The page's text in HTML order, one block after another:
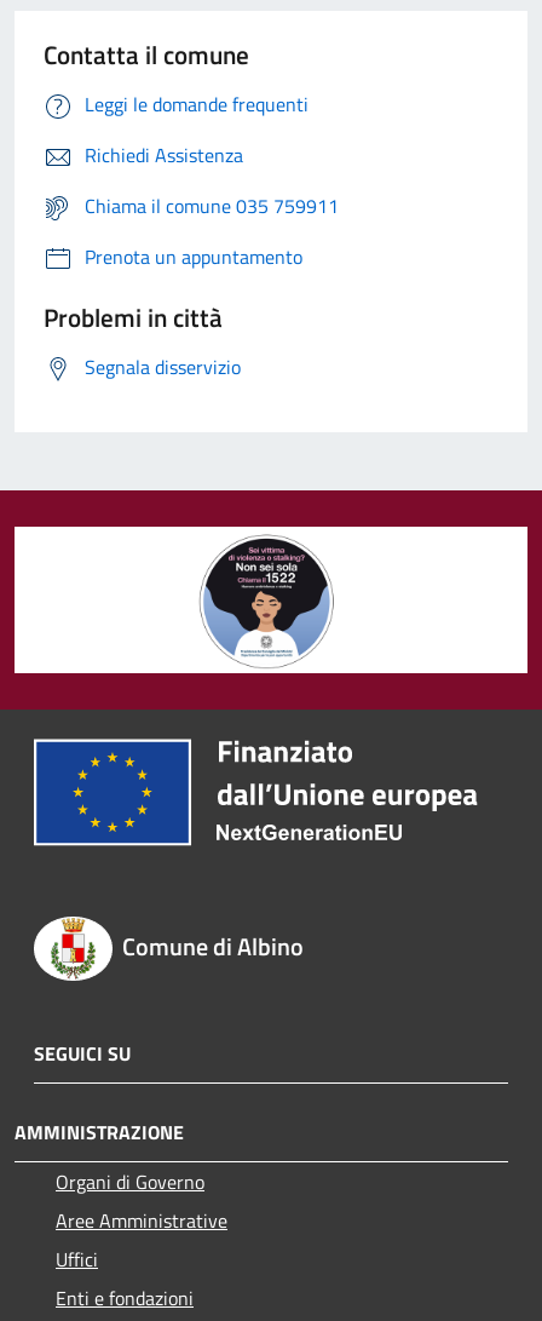
Contatta il comune
Leggi le domande frequenti
Richiedi Assistenza
Chiama il comune 035 759911
Prenota un appuntamento
Problemi in città
Segnala disservizio
Comune di Albino
SEGUICI SU
AMMINISTRAZIONE
Organi di Governo
Aree Amministrative
Uffici
Enti e fondazioni